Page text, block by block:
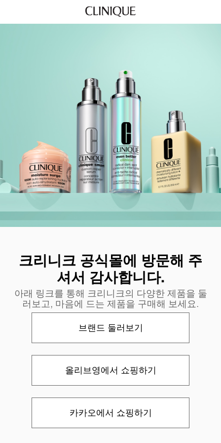
크리니크 공식몰에 방문해 주
셔서 감사합니다.
아래 링크를 통해 크리니크의 다양한 제품을 둘
러보고, 마음에 드는 제품을 구매해 보세요.
브랜드 둘러보기
올리브영에서 쇼핑하기
카카오에서 쇼핑하기